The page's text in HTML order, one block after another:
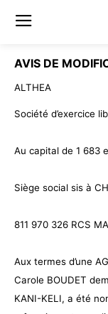
AVIS DE
ALTHEA
Société d’exercice
Au capital de 1 683
Siège social sis à
811 970 326 RCS
Aux termes d’une
Carole BOUDET
KANI-KELI, a été